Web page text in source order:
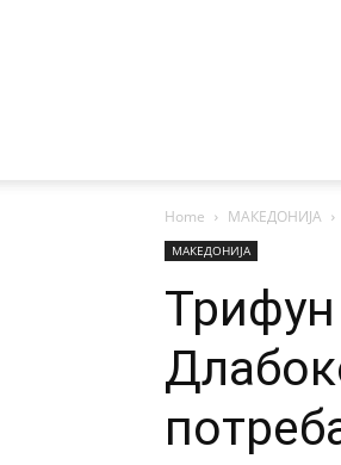
Home МАКЕДОНИЈА
МАКЕДОНИЈА
Трифун